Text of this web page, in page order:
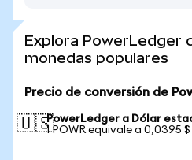
Explora PowerLedger
monedas populares
Precio de conversión de
🇺🇸PowerLedger a Dólar
1 POWR equivale a 0,0395 $